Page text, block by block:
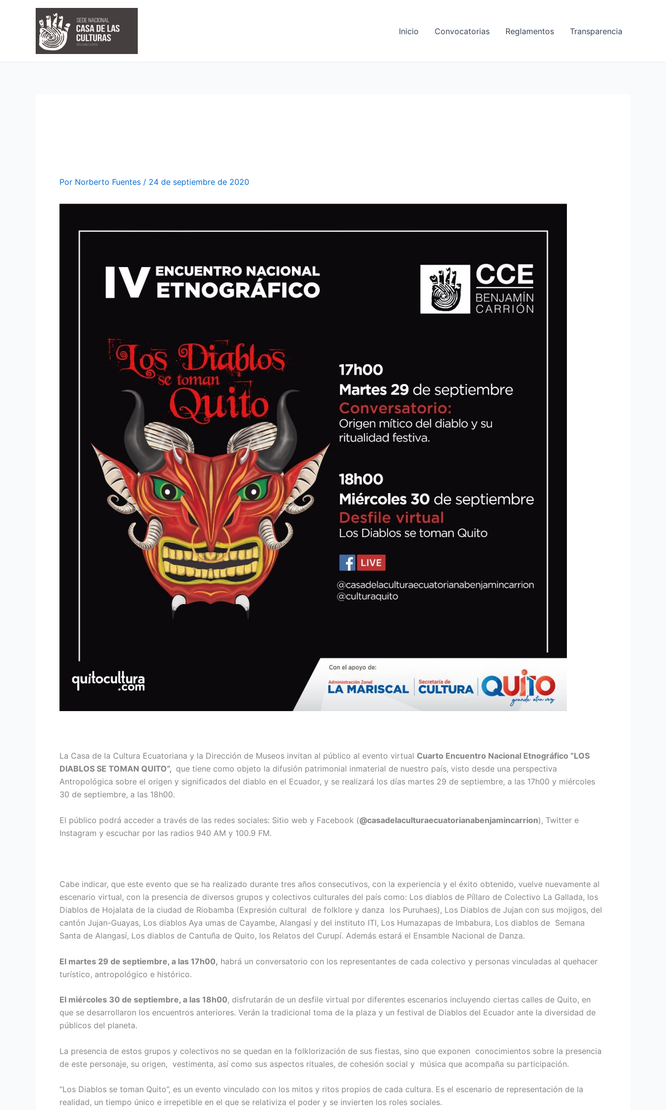
Inicio Convocatorias Reglamentos Transparencia
Por Norberto Fuentes / 24 de septiembre de 2020
La Casa de la Cultura Ecuatoriana y la Dirección de Museos invitan al público al evento virtual Cuarto Encuentro Nacional Etnográfico “LOS
DIABLOS SE TOMAN QUITO”, que tiene como objeto la difusión patrimonial inmaterial de nuestro país, visto desde una perspectiva
Antropológica sobre el origen y significados del diablo en el Ecuador, y se realizará los días martes 29 de septiembre, a las 17h00 y miércoles
30 de septiembre, a las 18h00.
El público podrá acceder a través de las redes sociales: Sitio web y Facebook (@casadelaculturaecuatorianabenjamincarrion), Twitter e
Instagram y escuchar por las radios 940 AM y 100.9 FM.
Cabe indicar, que este evento que se ha realizado durante tres años consecutivos, con la experiencia y el éxito obtenido, vuelve nuevamente al
escenario virtual, con la presencia de diversos grupos y colectivos culturales del país como: Los diablos de Píllaro de Colectivo La Gallada, los
Diablos de Hojalata de la ciudad de Riobamba (Expresión cultural de folklore y danza los Puruhaes), Los Diablos de Jujan con sus mojigos, del
cantón Jujan-Guayas, Los diablos Aya umas de Cayambe, Alangasí y del instituto ITI, Los Humazapas de Imbabura, Los diablos de Semana
Santa de Alangasí, Los diablos de Cantuña de Quito, los Relatos del Curupí. Además estará el Ensamble Nacional de Danza.
El martes 29 de septiembre, a las 17h00, habrá un conversatorio con los representantes de cada colectivo y personas vinculadas al quehacer
turístico, antropológico e histórico.
El miércoles 30 de septiembre, a las 18h00, disfrutarán de un desfile virtual por diferentes escenarios incluyendo ciertas calles de Quito, en
que se desarrollaron los encuentros anteriores. Verán la tradicional toma de la plaza y un festival de Diablos del Ecuador ante la diversidad de
públicos del planeta.
La presencia de estos grupos y colectivos no se quedan en la folklorización de sus fiestas, sino que exponen conocimientos sobre la presencia
de este personaje, su origen, vestimenta, así como sus aspectos rituales, de cohesión social y música que acompaña su participación.
“Los Diablos se toman Quito”, es un evento vinculado con los mitos y ritos propios de cada cultura. Es el escenario de representación de la
realidad, un tiempo único e irrepetible en el que se relativiza el poder y se invierten los roles sociales.